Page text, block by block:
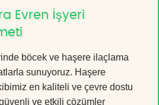
Evren İşyeri
böcek ve haşere ilaçlama
sunuyoruz. Haşere
en kaliteli ve çevre dostu
ve etkili çözümler